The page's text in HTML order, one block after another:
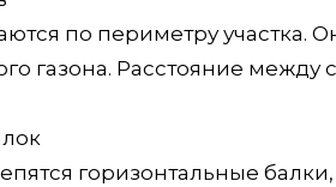
по периметру участка.
газона. Расстояние
горизонтальные